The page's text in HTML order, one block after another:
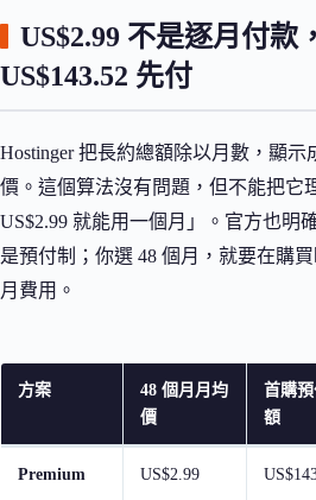
US$2.99 不是逐月付款
US$143.52 先付
Hostinger 把長約總額除以月數，顯示
價。這個算法沒有問題，但不能把它
US$2.99 就能用一個月」。官方也明
是預付制；你選 48 個月，就要在購
月費用。
方案
48 個月月均
價
首購
額
Premium US$2.99